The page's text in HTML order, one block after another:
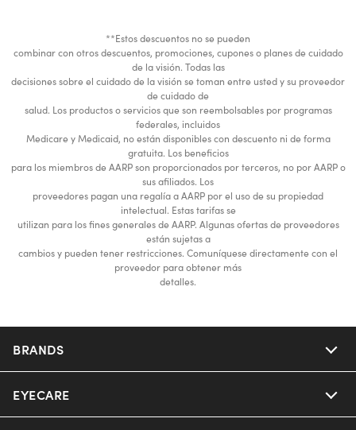
**Estos descuentos no se pueden
combinar con otros descuentos, promociones, cupones o planes de cuidado
de la visión. Todas las
decisiones sobre el cuidado de la visión se toman entre usted y su proveedor
de cuidado de
salud. Los productos o servicios que son reembolsables por programas
federales, incluidos
Medicare y Medicaid, no están disponibles con descuento ni de forma
gratuita. Los beneficios
para los miembros de AARP son proporcionados por terceros, no por AARP o
sus afiliados. Los
proveedores pagan una regalía a AARP por el uso de su propiedad
intelectual. Estas tarifas se
utilizan para los fines generales de AARP. Algunas ofertas de proveedores
están sujetas a
cambios y pueden tener restricciones. Comuníquese directamente con el
proveedor para obtener más
detalles.
BRANDS
EYECARE